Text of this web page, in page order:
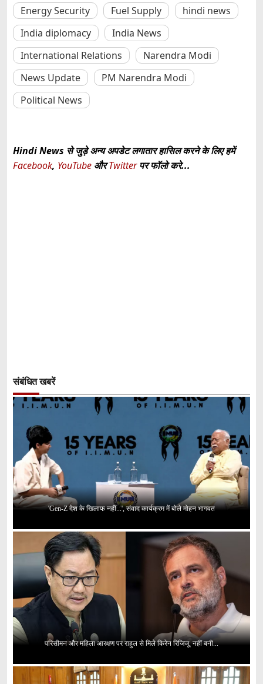
Energy Security Fuel Supply
hindi news
India diplomacy
India News
International Relations
Narendra Modi
News Update
PM Narendra Modi
Political News
Hindi News से जुड़े अन्य अपडेट लगातार हासिल करने के लिए हमें
Facebook, YouTube औरTwitterपर फॉलो करे...
संबंधित खबरें
'Gen-Z देश के खिलाफ नहीं...', संवाद कार्यक्रम में बोले मोहन भागवत
परिसीमन और महिला आरक्षण पर राहुल से मिले किरेन रिजिजू, नहीं बनी...